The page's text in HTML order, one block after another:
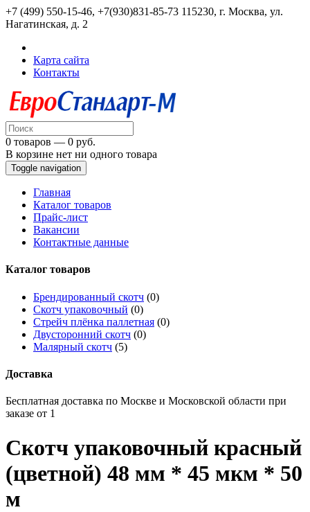
+7 (499) 550-15-46, +7(930)831-85-73 115230, г. Москва, ул.
Нагатинская, д. 2
Карта сайта
Контакты
0 товаров — 0 руб.
В корзине нет ни одного товара
Toggle navigation
Главная
Каталог товаров
Прайс-лист
Вакансии
Контактные данные
Каталог товаров
Брендированный скотч (0)
Скотч упаковочный (0)
Стрейч плёнка паллетная (0)
Двусторонний скотч (0)
Малярный скотч (5)
Доставка
Бесплатная доставка по Москве и Московской области при
заказе от 1
Скотч упаковочный красный
(цветной) 48 мм * 45 мкм * 50
м